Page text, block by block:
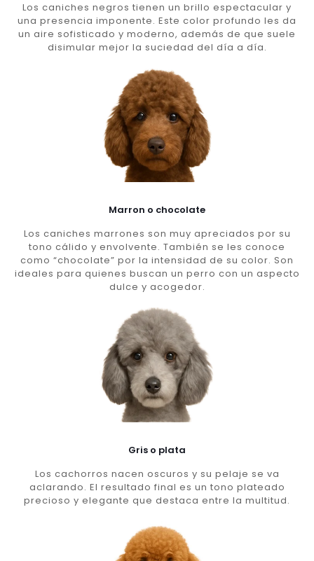
Los caniches negros tienen un brillo espectacular y
una presencia imponente. Este color profundo les da
un aire sofisticado y moderno, además de que suele
disimular mejor la suciedad del día a día.
Marron o chocolate
Los caniches marrones son muy apreciados por su
tono cálido y envolvente. También se les conoce
como “chocolate” por la intensidad de su color. Son
ideales para quienes buscan un perro con un aspecto
dulce y acogedor.
Gris o plata
Los cachorros nacen oscuros y su pelaje se va
aclarando. El resultado final es un tono plateado
precioso y elegante que destaca entre la multitud.